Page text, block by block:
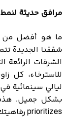
مرافق حديثة
ما هو أفضل من
شققنا الجديدة
الشرفات الرائعة
للاسترخاء، كل
ليالي سينمائية
بشكل جميل.
prioritizes رفاهيتك وسعادتك.